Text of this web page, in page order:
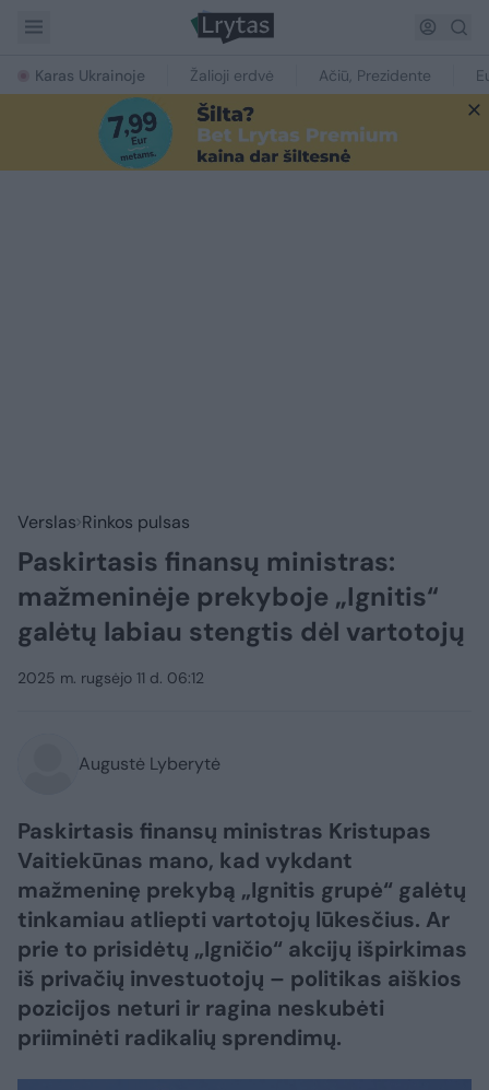
Karas Ukrainoje Žalioji erdvė Ačiū, Prezidente
Verslas Rinkos pulsas
Paskirtasis finansų ministras:
mažmeninėje prekyboje „Ignitis“
galėtų labiau stengtis dėl vartotojų
2025 m. rugsėjo 11 d. 06:12
Augustė Lyberytė
Paskirtasis finansų ministras Kristupas
Vaitiekūnas mano, kad vykdant
mažmeninę prekybą „Ignitis grupė“ galėtų
tinkamiau atliepti vartotojų lūkesčius. Ar
prie to prisidėtų „Igničio“ akcijų išpirkimas
iš privačių investuotojų – politikas aiškios
pozicijos neturi ir ragina neskubėti
priiminėti radikalių sprendimų.